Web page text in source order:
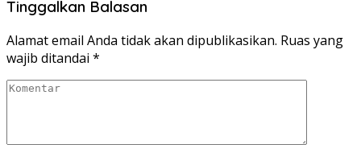
Tinggalkan Balasan
Alamat email Anda tidak akan dipublikasikan. Ruas yang
wajib ditandai *